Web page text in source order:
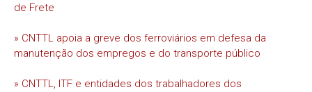
de Frete
» CNTTL apoia a greve dos ferroviários em defesa da
manutenção dos empregos e do transporte público
» CNTTL, ITF e entidades dos trabalhadores dos